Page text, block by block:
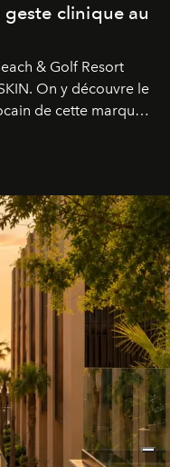
geste clinique au
& Golf Resort
On y découvre le
de cette marque
d'un actif breveté,